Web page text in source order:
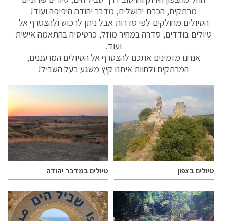
מרתקים, הכרת ירושלים, מדבר יהודה היפיפה ועוד!
הטיולים מחולקים לפי סדרות אבל ניתן לרכוש ולהצטרף אל
טיולים בודדים, סדרה במחיר מוזל, כרטיסיה בהתאמה אישית
ועוד.
אנחנו מזמינים אתכם להצטרף אל הטיולים המרעננים,
המרתקים ולחוות איתנו קיץ משגע בעל השביל!
טיולים בצפון טיולים במדבר יהודה